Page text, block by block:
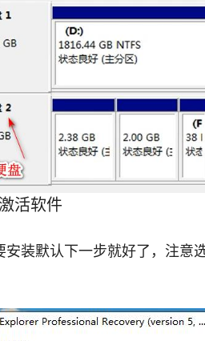
活软件
装默认下一步就好了，注意